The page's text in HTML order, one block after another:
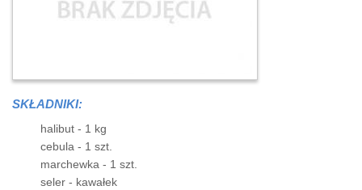
SKŁADNIKI:
halibut - 1 kg
cebula - 1 szt.
marchewka - 1 szt.
seler - kawałek